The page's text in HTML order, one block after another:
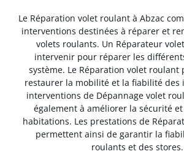
Le Réparation volet roulant à Abzac
interventions destinées à réparer et
volets roulants. Un Réparateur
intervenir pour réparer les
système. Le Réparation volet roulant
restaurer la mobilité et la fiabilité des
interventions de Dépannage volet
également à améliorer la sécurité
habitations. Les prestations de
permettent ainsi de garantir la
roulants et des stores.